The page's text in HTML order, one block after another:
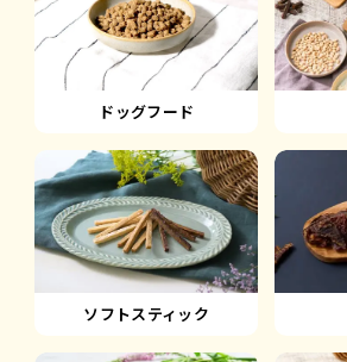
ドッグフード
ソフトスティック